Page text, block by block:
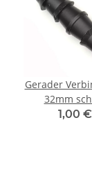
Gerader
32mm
1,00 €